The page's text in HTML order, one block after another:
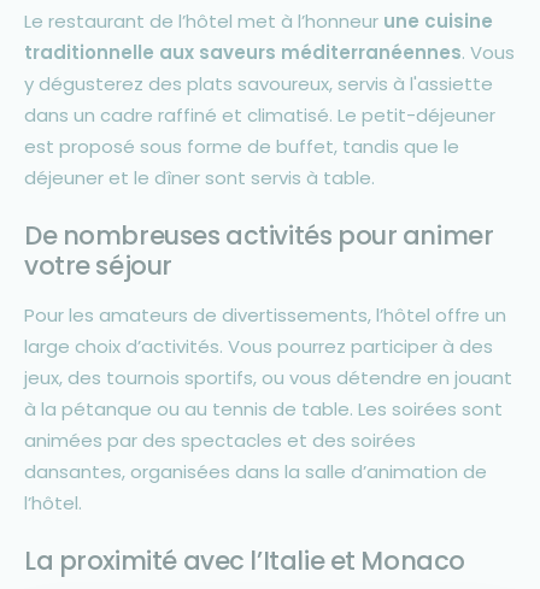
Le restaurant de l’hôtel met à l’honneur une cuisine
traditionnelle aux saveurs méditerranéennes. Vous
y dégusterez des plats savoureux, servis à l'assiette
dans un cadre raffiné et climatisé. Le petit-déjeuner
est proposé sous forme de buffet, tandis que le
déjeuner et le dîner sont servis à table.
De nombreuses activités pour animer
votre séjour
Pour les amateurs de divertissements, l’hôtel offre un
large choix d’activités. Vous pourrez participer à des
jeux, des tournois sportifs, ou vous détendre en jouant
à la pétanque ou au tennis de table. Les soirées sont
animées par des spectacles et des soirées
dansantes, organisées dans la salle d’animation de
l’hôtel.
La proximité avec l’Italie et Monaco